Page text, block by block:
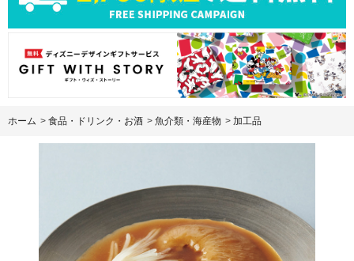
ホーム > 食品・ドリンク・お酒 > 魚介類・海産物 > 加工品